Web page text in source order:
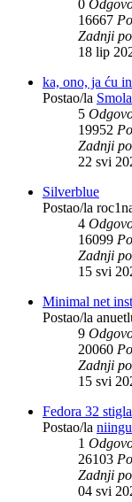
0
16667
Zadnji
18 lip
ka, ono, ja ću
Postao/la Smola
5
19952
Zadnji
22 svi
Silverblue
Postao/la
4
16099
Zadnji
15 svi
Minimal net
Postao/la
9
20060
Zadnji
15 svi
Fedora 32
Postao/la niingu
1
26103
Zadnji
04 svi